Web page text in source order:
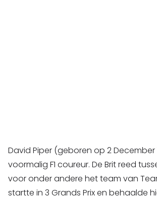
David Piper (geboren op 2 December
voormalig F1 coureur. De Brit reed
voor onder andere het team van
startte in 3 Grands Prix en behaalde